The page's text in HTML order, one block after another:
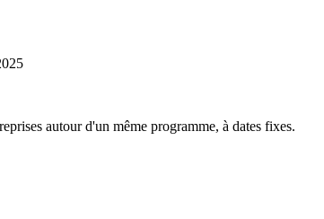
autour d'un même programme, à dates fixes.